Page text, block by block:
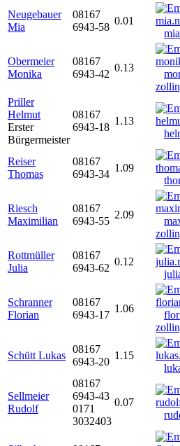
Neugebauer
Mia
08167
6943-58
0.01
Obermeier
Monika
08167
6943-42
0.13
Priller
Helmut
Erster
Bürgermeister
08167
6943-18
1.13
Reiser
Thomas
08167
6943-34
1.09
Riesch
Maximilian
08167
6943-55
2.09
Rottmüller
Julia
08167
6943-62
0.12
Schranner
Florian
08167
6943-17
1.06
Schütt Lukas
08167
6943-20
1.15
Sellmeier
Rudolf
08167
6943-43
0171
3032403
0.07